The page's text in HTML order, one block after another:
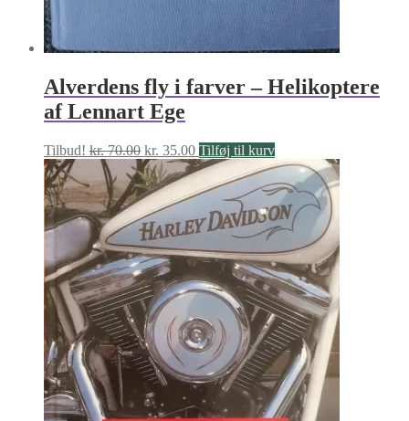
Alverdens fly i farver – Helikoptere
af Lennart Ege
Tilbud! kr.70.00 Den
oprindelige
pris
var:
kr. 70.00.
kr. 35.00Den
aktuelle
pris
er:
kr. 35.00.
Tilføj til kurv